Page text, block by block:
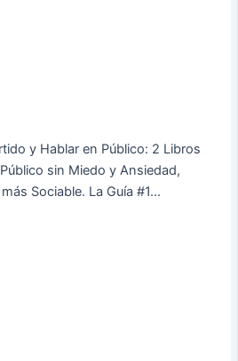
y Hablar en Público: 2 Libros
sin Miedo y Ansiedad,
Sociable. La Guía #1...